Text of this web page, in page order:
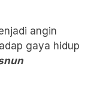
angin
gaya hidup